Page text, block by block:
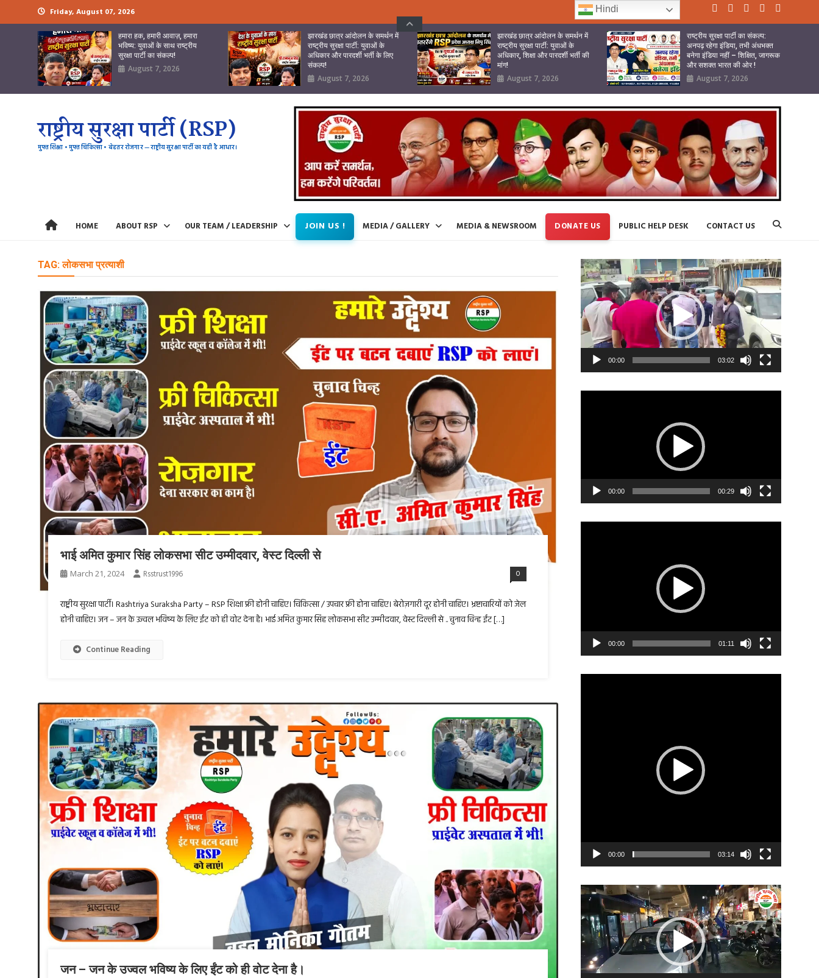
to
Friday, August 07, 2026
हमारा हक, हमारी आवाज़, हमारा
भविष्य: युवाओं के साथ राष्ट्रीय
सुरक्षा पार्टी का संकल्प!
August 7, 2026
झारखंड छात्र आंदोलन के समर्थन में
राष्ट्रीय सुरक्षा पार्टी: युवाओं के
अधिकार और पारदर्शी भर्ती के लिए
संकल्प!
August 7, 2026
झारखंड छात्र आंदोलन के समर्थन में
राष्ट्रीय सुरक्षा पार्टी: युवाओं के
अधिकार, शिक्षा और पारदर्शी भर्ती की
मांग!
August 7, 2026
राष्ट्रीय सुरक्षा पार्टी का संकल्प:
अनपढ़ रहेगा इंडिया, तभी अंधभक्त
बनेगा इंडिया नहीं – शिक्षित, जागरूक
और सशक्त भारत की ओर !
August 7, 2026
राष्ट्रीय सुरक्षा पार्टी (RSP)
मुफ्त शिक्षा • मुफ्त चिकित्सा • बेहतर रोजगार — राष्ट्रीय सुरक्षा पार्टी का यही है आधार।
HOME ABOUT RSP OUR TEAM / LEADERSHIP JOIN US ! MEDIA / GALLERY MEDIA & NEWSROOM DONATE US PUBLIC HELP DESK CONTACT US
TAG:लोकसभा प्रत्याशी
भाई अमित कुमार सिंह लोकसभा सीट उम्मीदवार, वेस्ट दिल्ली से
March 21, 2024 Rsstrust1996 0
राष्ट्रीय सुरक्षा पार्टी। Rashtriya Suraksha Party – RSP शिक्षा फ्री होनी चाहिए। चिकित्सा / उपचार फ्री होना चाहिए। बेरोज़गारी दूर होनी चाहिए। भ्रष्टाचारियों को जेल
होनी चाहिए। जन – जन के उज्वल भविष्य के लिए ईंट को ही वोट देना है। भाई अमित कुमार सिंह लोकसभा सीट उम्मीदवार, वेस्ट दिल्ली से .. चुनाव चिन्ह ईंट […]
Continue Reading
जन – जन के उज्वल भविष्य के लिए ईंट को ही वोट देना है।
Video
Player
00:00 03:02
00:00 00:29
00:00 01:11
00:00 03:14
Video
Player
Hindi